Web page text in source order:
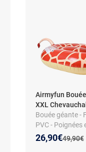
Airmyfun
XXL
Bouée géante -
PVC -
- 140 x 140 x 105
Ancien
49,90€
Nouveau prix
26,90€
Réduction de :